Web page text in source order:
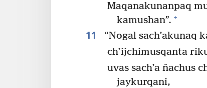
Maqanakunanpaq
kamushan”. +
11 “Nogal sach’akunaq
ch’ijchimusqanta
uvas sach’a ñachus
jaykurqani,